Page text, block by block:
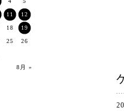
8月 »
11 12
18 19
25 26